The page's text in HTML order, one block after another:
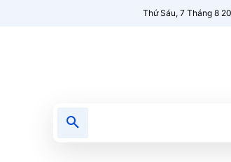
Thứ Sáu, 7 Tháng 8